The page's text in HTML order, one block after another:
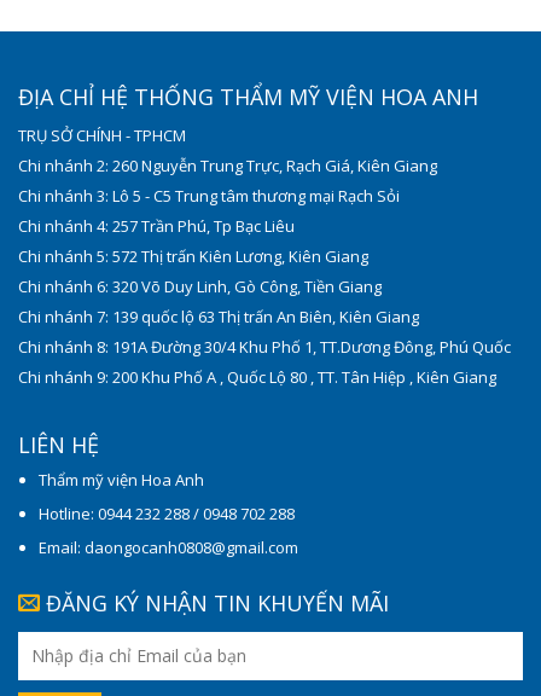
ĐỊA CHỈ HỆ THỐNG THẨM MỸ VIỆN HOA ANH
TRỤ SỞ CHÍNH - TPHCM
Chi nhánh 2: 260 Nguyễn Trung Trực, Rạch Giá, Kiên Giang
Chi nhánh 3: Lô 5 - C5 Trung tâm thương mại Rạch Sỏi
Chi nhánh 4: 257 Trần Phú, Tp Bạc Liêu
Chi nhánh 5: 572 Thị trấn Kiên Lương, Kiên Giang
Chi nhánh 6: 320 Võ Duy Linh, Gò Công, Tiền Giang
Chi nhánh 7: 139 quốc lộ 63 Thị trấn An Biên, Kiên Giang
Chi nhánh 8: 191A Đường 30/4 Khu Phố 1, TT.Dương Đông, Phú Quốc
Chi nhánh 9: 200 Khu Phố A , Quốc Lộ 80 , TT. Tân Hiệp , Kiên Giang
LIÊN HỆ
Thẩm mỹ viện Hoa Anh
Hotline: 0944 232 288 / 0948 702 288
Email: daongocanh0808@gmail.com
ĐĂNG KÝ NHẬN TIN KHUYẾN MÃI